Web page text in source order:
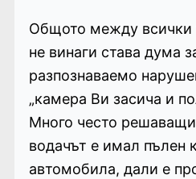
Общото между всички
не винаги става дума
разпознаваемо
„камера Ви засича и
Много често
водачът е имал пълен
автомобила, дали е